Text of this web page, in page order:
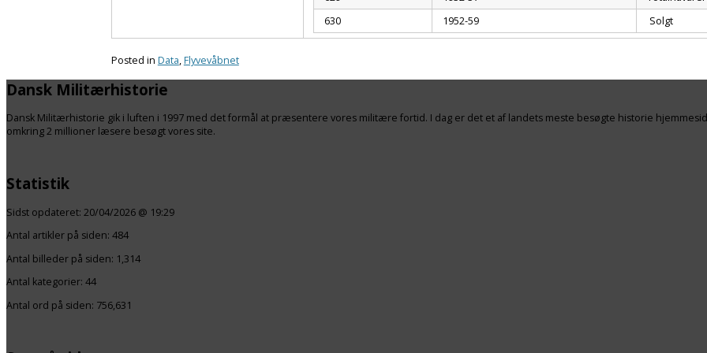
630
1952-59 Solgt
Posted in Data,Flyvevåbnet
Dansk Militærhistorie
Dansk Militærhistorie gik i luften i 1997 med det formål at præsentere vores militære fortid. I dag er det et af landets meste besøgte historie
omkring 2 millioner læsere besøgt vores site.
Statistik
Sidst opdateret: 20/04/2026 @ 19:29
Antal artikler på siden: 484
Antal billeder på siden: 1,314
Antal kategorier: 44
Antal ord på siden: 756,631